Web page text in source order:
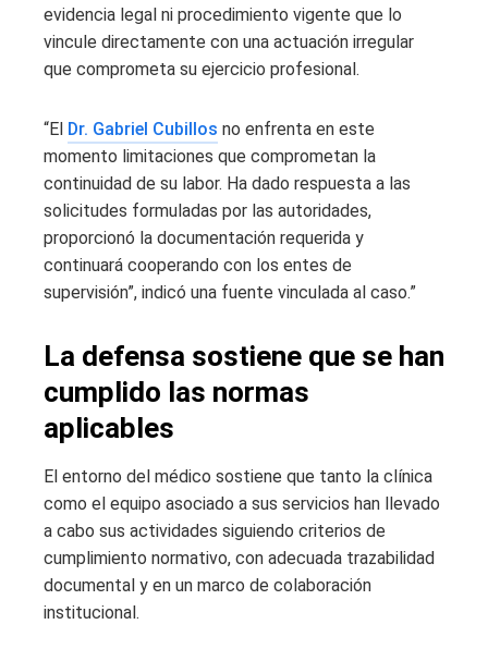
evidencia legal ni procedimiento vigente que lo
vincule directamente con una actuación irregular
que comprometa su ejercicio profesional.
“El Dr. Gabriel Cubillos no enfrenta en este
momento limitaciones que comprometan la
continuidad de su labor. Ha dado respuesta a las
solicitudes formuladas por las autoridades,
proporcionó la documentación requerida y
continuará cooperando con los entes de
supervisión”, indicó una fuente vinculada al caso.”
La defensa sostiene que se han
cumplido las normas
aplicables
El entorno del médico sostiene que tanto la clínica
como el equipo asociado a sus servicios han llevado
a cabo sus actividades siguiendo criterios de
cumplimiento normativo, con adecuada trazabilidad
documental y en un marco de colaboración
institucional.